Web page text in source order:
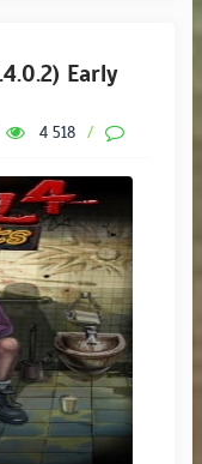
Early
4 518 /